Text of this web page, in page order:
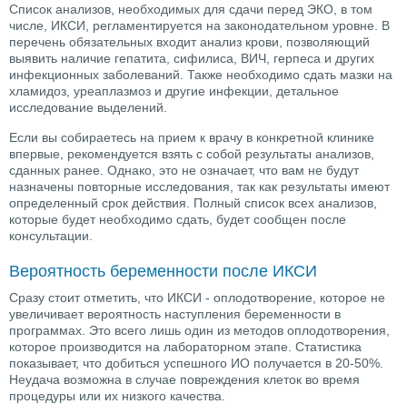
Список анализов, необходимых для сдачи перед ЭКО, в том
числе, ИКСИ, регламентируется на законодательном уровне. В
перечень обязательных входит анализ крови, позволяющий
выявить наличие гепатита, сифилиса, ВИЧ, герпеса и других
инфекционных заболеваний. Также необходимо сдать мазки на
хламидоз, уреаплазмоз и другие инфекции, детальное
исследование выделений.
Если вы собираетесь на прием к врачу в конкретной клинике
впервые, рекомендуется взять с собой результаты анализов,
сданных ранее. Однако, это не означает, что вам не будут
назначены повторные исследования, так как результаты имеют
определенный срок действия. Полный список всех анализов,
которые будет необходимо сдать, будет сообщен после
консультации.
Вероятность беременности после ИКСИ
Сразу стоит отметить, что ИКСИ - оплодотворение, которое не
увеличивает вероятность наступления беременности в
программах. Это всего лишь один из методов оплодотворения,
которое производится на лабораторном этапе. Статистика
показывает, что добиться успешного ИО получается в 20-50%.
Неудача возможна в случае повреждения клеток во время
процедуры или их низкого качества.